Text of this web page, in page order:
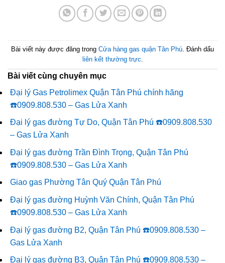
Bài viết này được đăng trong Cửa hàng gas quận Tân Phú . Đánh dấu
liên kết thường trực
Bài viết cùng chuyên mục
Đại lý Gas Petrolimex Quận Tân Phú chính hãng
☎️0909.808.530 – Gas Lửa Xanh
Đại lý gas đường Tự Do, Quận Tân Phú ☎️0909.808.530
– Gas Lửa Xanh
Đại lý gas đường Trần Đình Trọng, Quận Tân Phú
☎️0909.808.530 – Gas Lửa Xanh
Giao gas Phường Tân Quý Quận Tân Phú
Đại lý gas đường Huỳnh Văn Chính, Quận Tân Phú
☎️0909.808.530 – Gas Lửa Xanh
Đại lý gas đường B2, Quận Tân Phú ☎️0909.808.530 –
Gas Lửa Xanh
Đại lý gas đường B3, Quận Tân Phú ☎️0909.808.530 –